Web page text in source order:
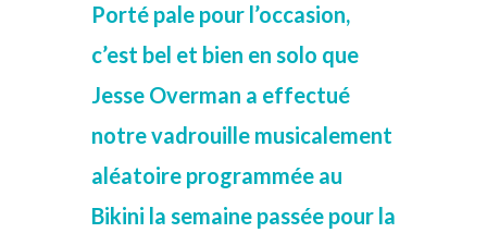
Porté pale pour l’occasion,
c’est bel et bien en solo que
Jesse Overman a effectué
notre vadrouille musicalement
aléatoire programmée au
Bikini la semaine passée pour la